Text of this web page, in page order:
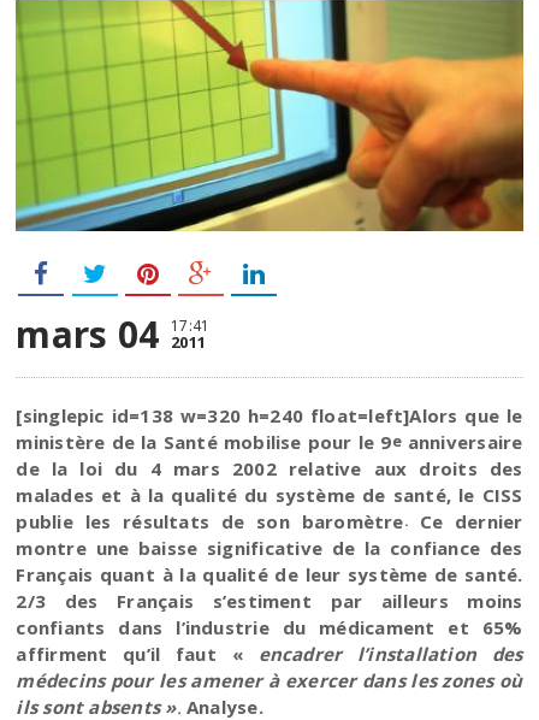
mars 04 17:41
2011
[singlepic id=138 w=320 h=240 float=left]Alors que le
ministère de la Santé mobilise pour le 9eanniversaire
de la loi du 4 mars 2002 relative aux droits des
malades et à la qualité du système de santé, le CISS
publie les résultats de son baromètre. Ce dernier
montre une baisse significative de la confiance des
Français quant à la qualité de leur système de santé.
2/3 des Français s’estiment par ailleurs moins
confiants dans l’industrie du médicament et 65%
affirment qu’il faut « encadrer l’installation des
médecins pour les amener à exercer dans les zones où
ils sont absents ». Analyse.